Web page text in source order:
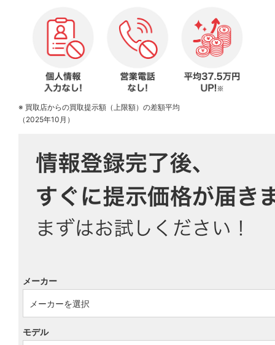
※ 買取店からの買取提示額（上限額）の差額平均
（2025年10月）
メーカー
モデル